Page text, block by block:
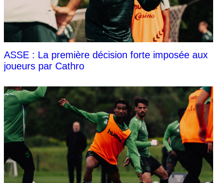
ASSE : La première décision forte imposée aux
joueurs par Cathro